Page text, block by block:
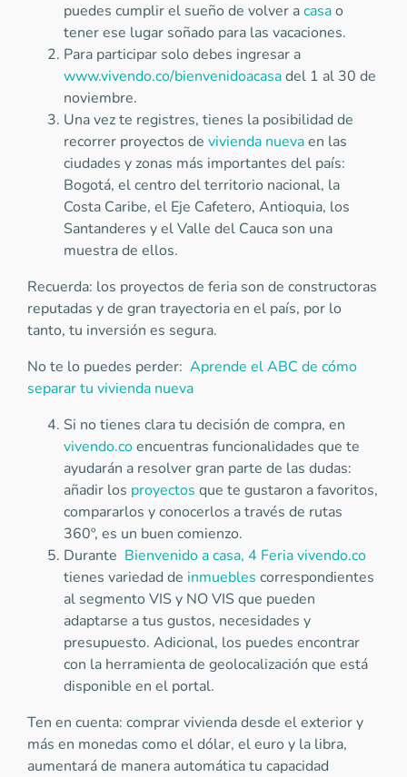
puedes cumplir el sueño de volver acasao
tener ese lugar soñado para las vacaciones.
Para participar solo debes ingresar a
www.vivendo.co/bienvenidoacasadel 1 al 30 de
noviembre.
Una vez te registres, tienes la posibilidad de
recorrer proyectos de vivienda nuevaen las
ciudades y zonas más importantes del país:
Bogotá, el centro del territorio nacional, la
Costa Caribe, el Eje Cafetero, Antioquia, los
Santanderes y el Valle del Cauca son una
muestra de ellos.
Recuerda: los proyectos de feria son de constructoras
reputadas y de gran trayectoria en el país, por lo
tanto, tu inversión es segura.
No te lo puedes perder: Aprende el ABC de cómo
separar tu vivienda nueva
Si no tienes clara tu decisión de compra, en
vivendo.coencuentras funcionalidades que te
ayudarán a resolver gran parte de las dudas:
añadir los proyectos que te gustaron a favoritos,
compararlos y conocerlos a través de rutas
360º, es un buen comienzo.
Durante Bienvenido a casa, 4 Feria vivendo.co
tienes variedad de inmuebles correspondientes
al segmento VIS y NO VIS que pueden
adaptarse a tus gustos, necesidades y
presupuesto. Adicional, los puedes encontrar
con la herramienta de geolocalización que está
disponible en el portal.
Ten en cuenta: comprar vivienda desde el exterior y
más en monedas como el dólar, el euro y la libra,
aumentará de manera automática tu capacidad